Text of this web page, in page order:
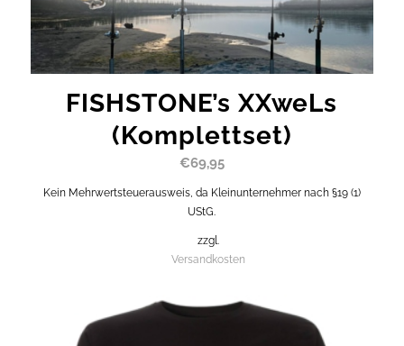
FISHSTONE’s XXweLs
(Komplettset)
€69,95
Kein Mehrwertsteuerausweis, da Kleinunternehmer nach §19 (1)
UStG.
zzgl.
Versandkosten